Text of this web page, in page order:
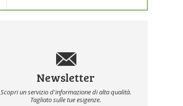
Newsletter
Scopri un servizio d'informazione di alta qualità.
Tagliato sulle tue esigenze.